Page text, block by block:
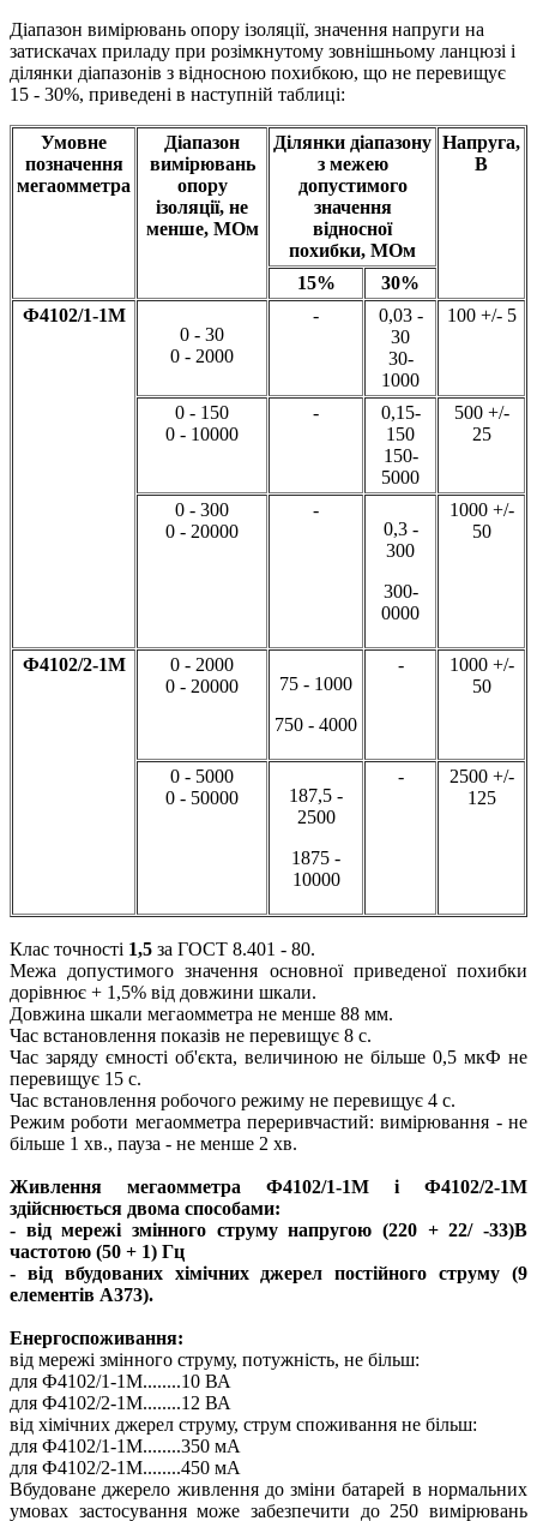
Діапазон вимірювань опору ізоляції, значення напруги на
затискачах приладу при розімкнутому зовнішньому ланцюзі і
ділянки діапазонів з відносною похибкою, що не перевищує
15 - 30%, приведені в наступній таблиці:
Умовне
позначення
мегаомметра
Діапазон
вимірювань
опору
ізоляції, не
менше, МОм
Ділянки діапазону
з межею
допустимого
значення
відносної
похибки, МОм
Напруга,
В
15%
30%
Ф4102/1-1М
0 - 30
0 - 2000
-
0,03 -
30
30-
1000
100 +/- 5
0 - 150
0 - 10000
-
0,15-
150
150-
5000
500 +/-
25
0 - 300
0 - 20000
-
0,3 -
300
300-
0000
1000 +/-
50
Ф4102/2-1М
0 - 2000
0 - 20000
75 - 1000
750 - 4000
-
1000 +/-
50
0 - 5000
0 - 50000
187,5 -
2500
1875 -
10000
-
2500 +/-
125
Клас точності 1,5 за ГОСТ 8.401 - 80.
Межа допустимого значення основної приведеної похибки
дорівнює + 1,5% від довжини шкали.
Довжина шкали мегаомметра не менше 88 мм.
Час встановлення показів не перевищує 8 с.
Час заряду ємності об'єкта, величиною не більше 0,5 мкФ не
перевищує 15 с.
Час встановлення робочого режиму не перевищує 4 с.
Режим роботи мегаомметра переривчастий: вимірювання - не
більше 1 хв., пауза - не менше 2 хв.
Живлення мегаомметра Ф4102/1-1М і Ф4102/2-1М
здійснюється двома способами:
- від мережі змінного струму напругою (220 + 22/ -33)В
частотою (50 + 1) Гц
- від вбудованих хімічних джерел постійного струму (9
елементів А373).
Енергоспоживання:
від мережі змінного струму, потужність, не більш:
для Ф4102/1-1М........10 ВА
для Ф4102/2-1М........12 ВА
від хімічних джерел струму, струм споживання не більш:
для Ф4102/1-1М........350 мА
для Ф4102/2-1М........450 мА
Вбудоване джерело живлення до зміни батарей в нормальних
умовах застосування може забезпечити до 250 вимірювань